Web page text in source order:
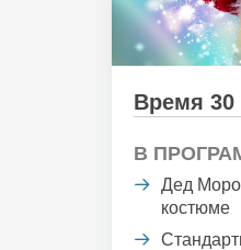
Время 30
В
Дед
костюме